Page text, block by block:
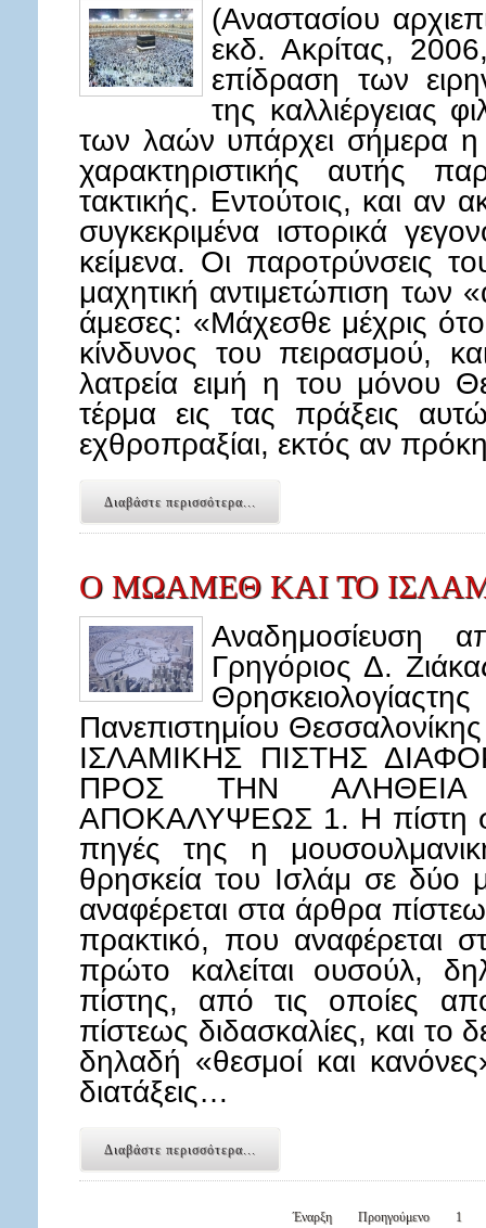
(Αναστασίου
εκδ. Ακρίτας,
επίδραση των
της καλλιέργειας
των λαών υπάρχει σήμερα
χαρακτηριστικής αυτής
τακτικής. Εντούτοις, και
συγκεκριμένα ιστορικά
κείμενα. Οι παροτρύνσεις
μαχητική αντιμετώπιση των
άμεσες: «Μάχεσθε μέχρις
κίνδυνος του πειρασμού,
λατρεία ειμή η του μόνου
τέρμα εις τας πράξεις
εχθροπραξίαι, εκτός αν
Διαβάστε περισσότερα...
Ο ΜΩΑΜΕΘ ΚΑΙ ΤΟ
Αναδημοσίευση
Γρηγόριος Δ.
Πανεπιστημίου
ΙΣΛΑΜΙΚΗΣ ΠΙΣΤΗΣ
ΠΡΟΣ ΤΗΝ ΑΛΗΘΕΙΑ
ΑΠΟΚΑΛΥΨΕΩΣ 1. Η πίστη
πηγές της η
θρησκεία του Ισλάμ σε δύο
αναφέρεται στα άρθρα
πρακτικό, που αναφέρεται
πρώτο καλείται ουσούλ,
πίστης, από τις οποίες
πίστεως διδασκαλίες, και το
δηλαδή «θεσμοί και
διατάξεις…
Διαβάστε περισσότερα...
Έναρξη Προηγούμενο 1